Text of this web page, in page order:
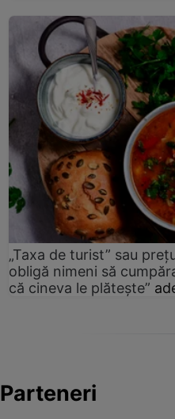
„Taxa de turist” sau
obligă nimeni să
că cineva le plătește”
Parteneri